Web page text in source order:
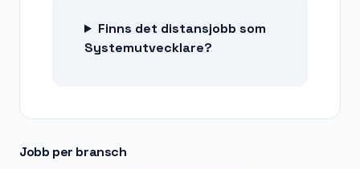
Finns det distansjobb som
Systemutvecklare?
Jobb per bransch